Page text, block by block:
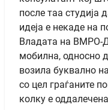
после таа студија
идеја е некаде на
Владата на ВМРО-
мобилна, односно
возила буквално
со цел граѓаните
колку е